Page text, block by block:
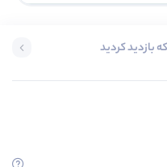
بازدید کردید